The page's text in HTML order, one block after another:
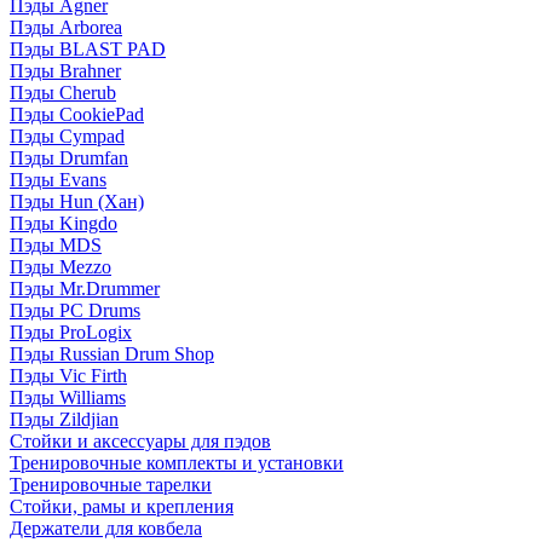
Пэды Agner
Пэды Arborea
Пэды BLAST PAD
Пэды Brahner
Пэды Cherub
Пэды CookiePad
Пэды Cympad
Пэды Drumfan
Пэды Evans
Пэды Hun (Хан)
Пэды Kingdo
Пэды MDS
Пэды Mezzo
Пэды Mr.Drummer
Пэды PC Drums
Пэды ProLogix
Пэды Russian Drum Shop
Пэды Vic Firth
Пэды Williams
Пэды Zildjian
Стойки и аксессуары для пэдов
Тренировочные комплекты и установки
Тренировочные тарелки
Стойки, рамы и крепления
Держатели для ковбела